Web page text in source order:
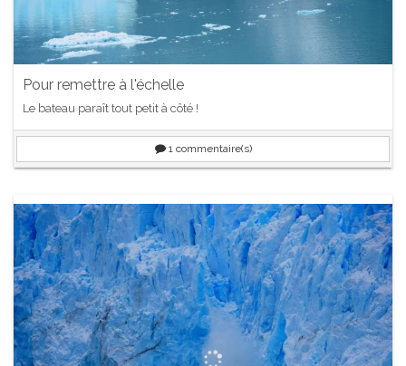
Pour remettre à l'échelle
Le bateau paraît tout petit à côté !
1commentaire(s)